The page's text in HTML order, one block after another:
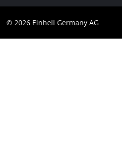
© 2026 Einhell Germany AG